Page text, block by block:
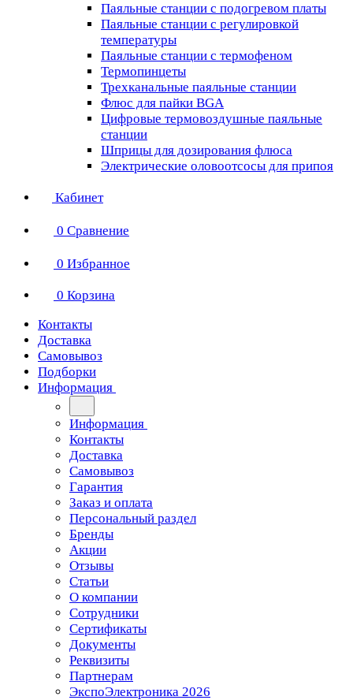
Паяльные станции с подогревом платы
Паяльные станции с регулировкой
температуры
Паяльные станции с термофеном
Термопинцеты
Трехканальные паяльные станции
Флюс для пайки BGA
Цифровые термовоздушные паяльные
станции
Шприцы для дозирования флюса
Электрические оловоотсосы для припоя
Кабинет
0 Сравнение
0 Избранное
0 Корзина
Контакты
Доставка
Самовывоз
Подборки
Информация
Информация
Контакты
Доставка
Самовывоз
Гарантия
Заказ и оплата
Персональный раздел
Бренды
Акции
Отзывы
Статьи
О компании
Сотрудники
Сертификаты
Документы
Реквизиты
Партнерам
ЭкспоЭлектроника 2026